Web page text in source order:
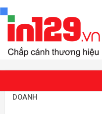
VAI TRÒ CỦA TAG QUẦN
DOANH